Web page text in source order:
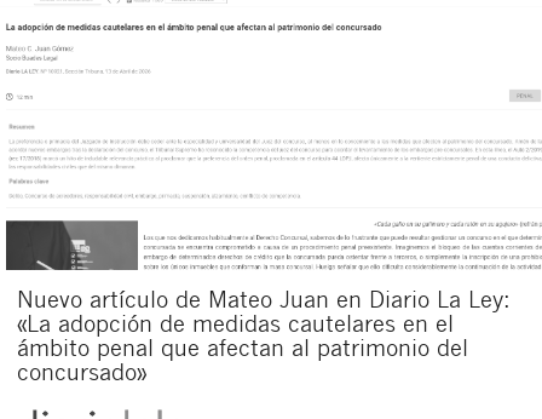
Nuevo artículo de Mateo Juan en Diario La Ley:
«La adopción de medidas cautelares en el
ámbito penal que afectan al patrimonio del
concursado»